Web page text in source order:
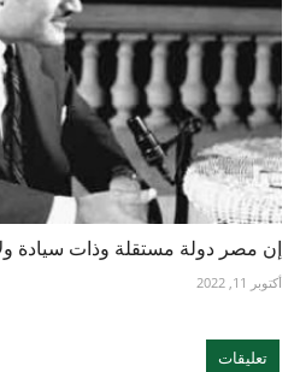
إن مصر دولة مستقلة وذات سيادة
أكتوبر 11, 2022
تعليقات